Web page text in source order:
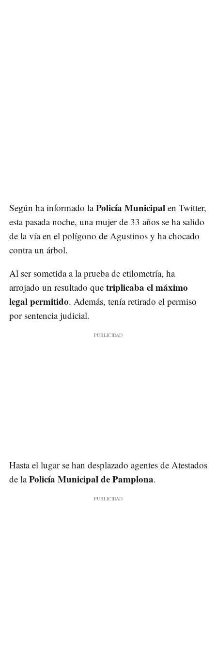
Según ha informado laPolicía Municipal en Twitter,
esta pasada noche, una mujer de 33 años se ha salido
de la vía en el polígono de Agustinos y ha chocado
contra un árbol.
Al ser sometida a la prueba de etilometría, ha
arrojado un resultado que triplicaba el máximo
legal permitido. Además, tenía retirado el permiso
por sentencia judicial.
Hasta el lugar se han desplazado agentes de Atestados
de laPolicía Municipal de Pamplona.